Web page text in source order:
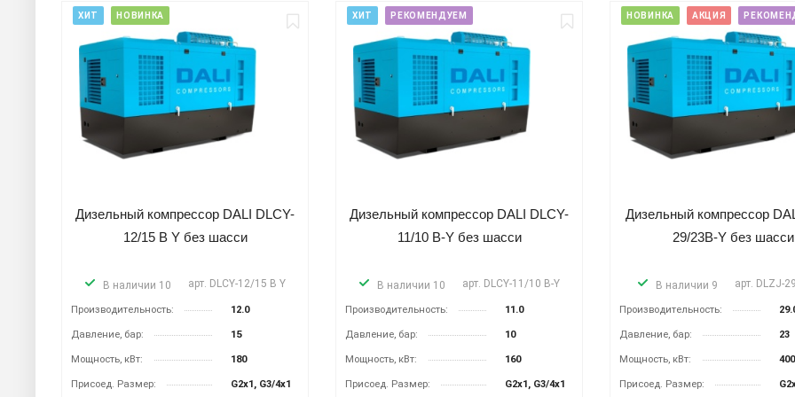
ХИТ НОВИНКА
Дизельный компрессор DALI DLCY-
12/15 B Y без шасси
В наличии 10 арт. DLCY-12/15 B Y
Производительность: 12.0
Давление, бар: 15
Мощность, кВт: 180
Присоед. Размер: G2x1, G3/4x1
ХИТ РЕКОМЕНДУЕМ
Дизельный компрессор DALI DLCY-
11/10 B-Y без шасси
В наличии 10 арт. DLCY-11/10 B-Y
Производительность: 11.0
Давление, бар: 10
Мощность, кВт: 160
Присоед. Размер: G2x1, G3/4x1
НОВИНКА АКЦИЯ
Дизельный компрессор
29/23B-Y без шасси
В наличии 9 арт. DLZJ-
Производительность:
Давление, бар: 23
Мощность, кВт: 400
Присоед. Размер: